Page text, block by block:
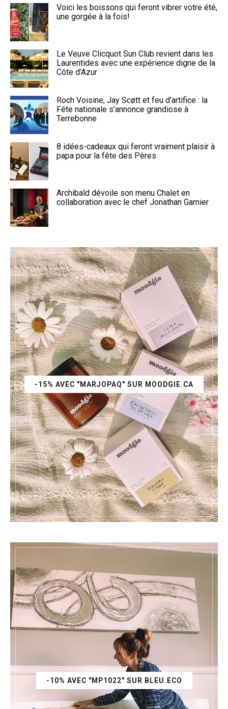
Voici les boissons qui feront vibrer votre été,
une gorgée à la fois!
Le Veuve Clicquot Sun Club revient dans les
Laurentides avec une expérience digne de la
Côte d’Azur
Roch Voisine, Jay Scøtt et feu d’artifice : la
Fête nationale s’annonce grandiose à
Terrebonne
8 idées-cadeaux qui feront vraiment plaisir à
papa pour la fête des Pères
Archibald dévoile son menu Chalet en
collaboration avec le chef Jonathan Garnier
-15% AVEC "MARJOPAQ" SUR MOODGIE.CA
-10% AVEC "MP1022" SUR BLEU.ECO